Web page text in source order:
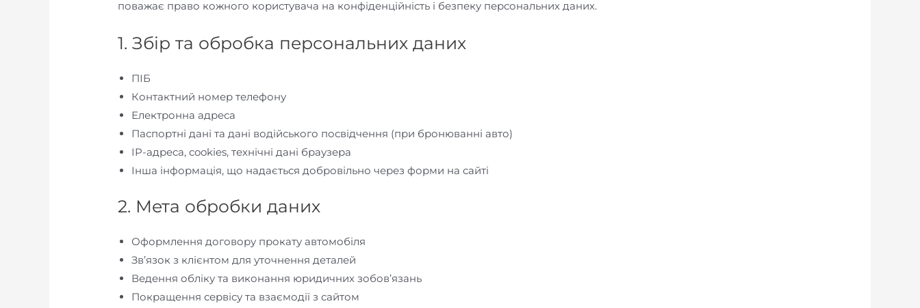
поважає право кожного користувача на конфіденційність і безпеку персональних даних.
1. Збір та обробка персональних даних
ПІБ
Контактний номер телефону
Електронна адреса
Паспортні дані та дані водійського посвідчення (при бронюванні авто)
IP-адреса, cookies, технічні дані браузера
Інша інформація, що надається добровільно через форми на сайті
2. Мета обробки даних
Оформлення договору прокату автомобіля
Зв’язок з клієнтом для уточнення деталей
Ведення обліку та виконання юридичних зобов’язань
Покращення сервісу та взаємодії з сайтом